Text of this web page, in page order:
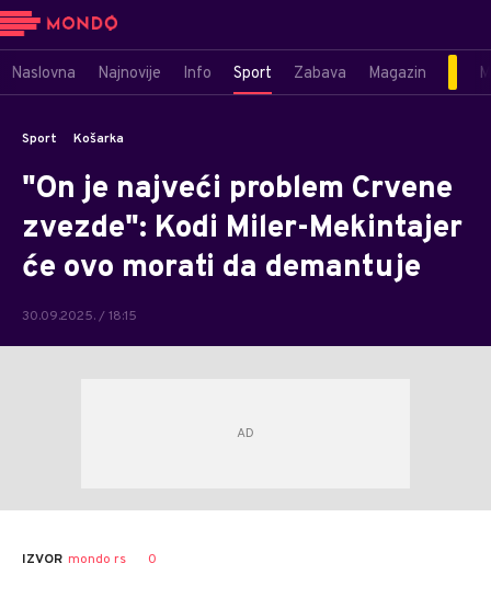
Naslovna Najnovije Info Sport Zabava Magazin
Sport Košarka
"On je najveći problem Crvene
zvezde": Kodi Miler-Mekintajer
će ovo morati da demantuje
30.09.2025. / 18:15
IZVOR mondo rs 0